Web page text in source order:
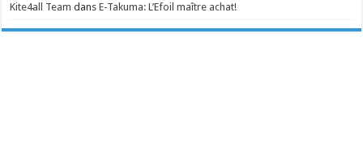
Kite4all Team dansE-Takuma: L’Efoil maître achat!